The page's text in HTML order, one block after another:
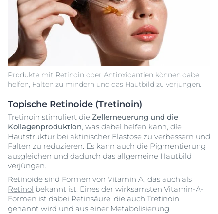
Produkte mit Retinoin oder Antioxidantien können dabei
helfen, Falten zu mindern und das Hautbild zu verjüngen.
Topische Retinoide (Tretinoin)
Tretinoin stimuliert die Zellerneuerung und die
Kollagenproduktion, was dabei helfen kann, die
Hautstruktur bei aktinischer Elastose zu verbessern und
Falten zu reduzieren. Es kann auch die Pigmentierung
ausgleichen und dadurch das allgemeine Hautbild
verjüngen.
Retinoide sind Formen von Vitamin A, das auch als
Retinol bekannt ist. Eines der wirksamsten Vitamin-A-
Formen ist dabei Retinsäure, die auch Tretinoin
genannt wird und aus einer Metabolisierung